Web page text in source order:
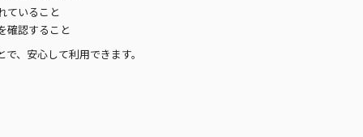
ていること
確認すること
、安心して利用できます。